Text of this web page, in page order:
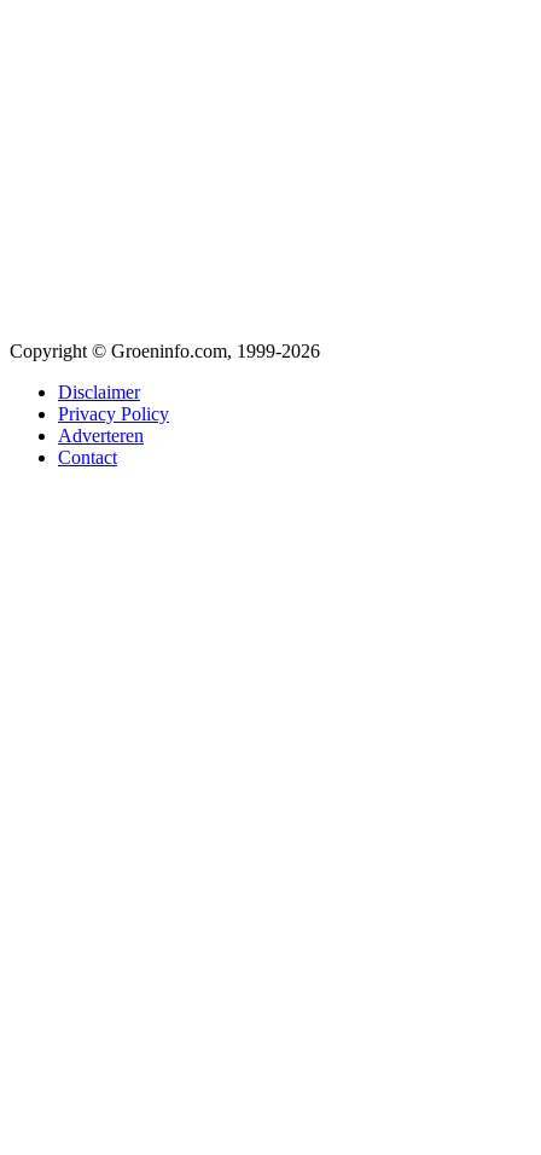
Copyright © Groeninfo.com, 1999-2026
Disclaimer
Privacy Policy
Adverteren
Contact